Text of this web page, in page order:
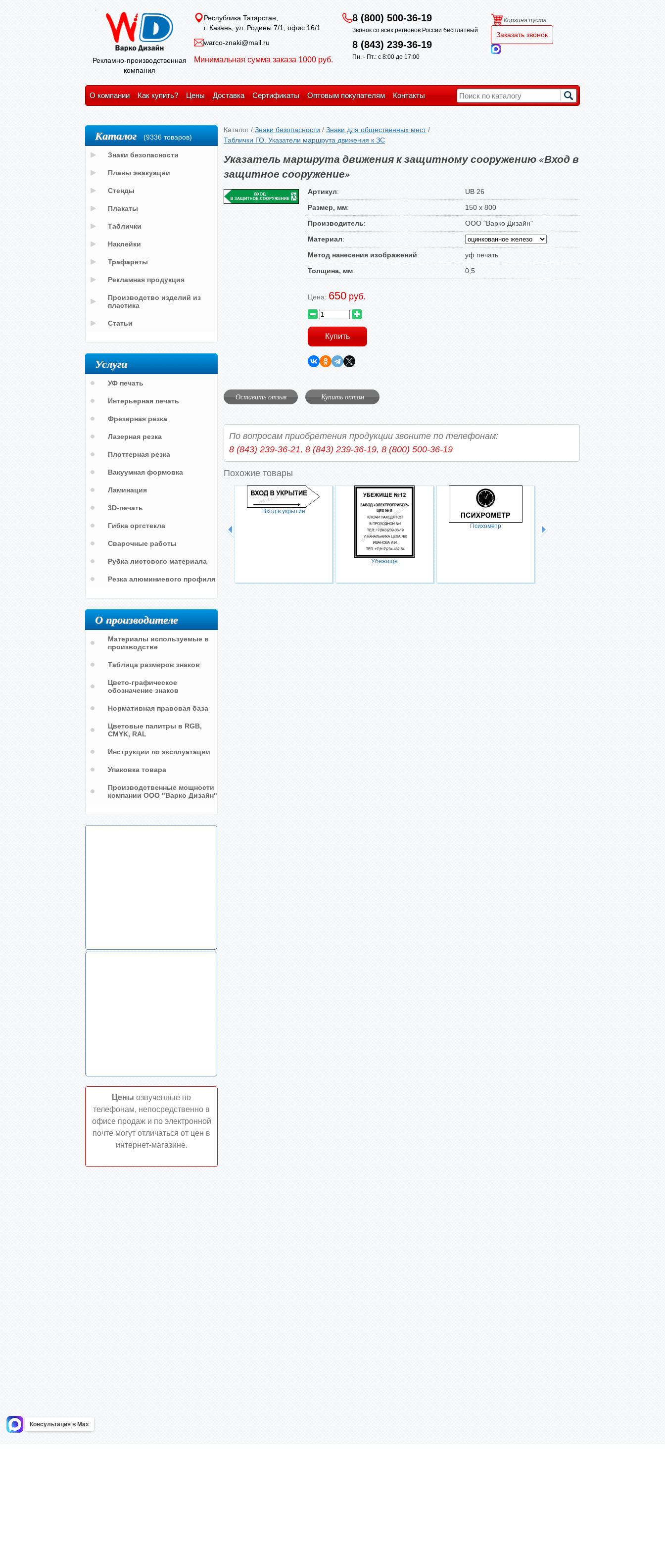
Рекламно-производственная
компания
Республика Татарстан,
г. Казань, ул. Родины 7/1, офис 16/1
warco-znaki@mail.ru
Минимальная сумма заказа 1000 руб.
8 (800) 500-36-19
Звонок со всех регионов России бесплатный
8 (843) 239-36-19
Пн. - Пт.: с 8:00 до 17:00
Корзина пуста
Заказать звонок
О компании Как купить? Цены Доставка Сертификаты Оптовым покупателям Контакты
Каталог / Знаки безопасности / Знаки для общественных мест/
Таблички ГО. Указатели маршрута движения к ЗС
Указатель маршрута движения к защитному сооружению «Вход в
защитное сооружение»
Артикул:
UB 26
Размер, мм:
150 х 800
Производитель:
ООО "Варко Дизайн"
Материал:
Метод нанесения изображений:
уф печать
Толщина, мм: 0,5
Цена: 650 руб.
Оставить отзыв Купить оптом
По вопросам приобретения продукции звоните по телефонам:
8 (843) 239-36-21, 8 (843) 239-36-19, 8 (800) 500-36-19
Похожие товары
Вход в укрытие
Убежище
Психометр
Каталог (9336 товаров)
Знаки безопасности
Планы эвакуации
Стенды
Плакаты
Таблички
Наклейки
Трафареты
Рекламная продукция
Производство изделий из
пластика
Статьи
Услуги
УФ печать
Интерьерная печать
Фрезерная резка
Лазерная резка
Плоттерная резка
Вакуумная формовка
Ламинация
3D-печать
Гибка оргстекла
Сварочные работы
Рубка листового материала
Резка алюминиевого профиля
О производителе
Материалы используемые в
производстве
Таблица размеров знаков
Цвето-графическое
обозначение знаков
Нормативная правовая база
Цветовые палитры в RGB,
CMYK, RAL
Инструкции по эксплуатации
Упаковка товара
Производственные мощности
компании ООО "Варко Дизайн"
Цены озвученные по
телефонам, непосредственно в
офисе продаж и по электронной
почте могут отличаться от цен в
интернет-магазине.
Консультация в Max